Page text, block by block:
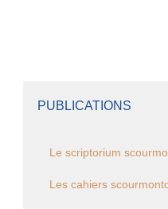
PUBLICATIONS
Le scriptorium
Les cahiers